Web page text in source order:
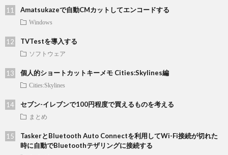
Amatsukazeで自動CMカットしてエンコードする
Windows
TVTestを導入する
ソフトウェア
個人的ショートカットキーメモ Cities:Skylines編
Cities:Skylines
セブン-イレブンで100円程度で買えるものを考える
まとめ
TaskerとBluetooth Auto Connectを利用してWi-Fi接続が切れた
時に自動でBluetoothテザリングに接続する